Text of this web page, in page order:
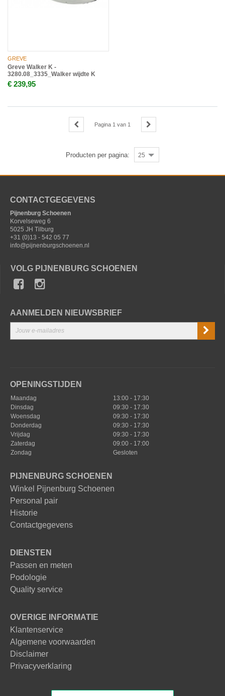
GREVE
Greve Walker K -
3280.08_3335_Walker wijdte K
€ 239,95
Producten per pagina: 25
Pagina 1 van 1
CONTACTGEGEVENS
Pijnenburg Schoenen
Korvelseweg 6
5025 JH Tilburg
+31 (0)13 - 542 05 77
info@pijnenburgschoenen.nl
VOLG PIJNENBURG SCHOENEN
AANMELDEN NIEUWSBRIEF
OPENINGSTIJDEN
Maandag
13:00 - 17:30
Dinsdag
09:30 - 17:30
Woensdag
09:30 - 17:30
Donderdag
09:30 - 17:30
Vrijdag
09:30 - 17:30
Zaterdag
09:00 - 17:00
Zondag
Gesloten
PIJNENBURG SCHOENEN
Winkel Pijnenburg Schoenen
Personal pair
Historie
Contactgegevens
DIENSTEN
Passen en meten
Podologie
Quality service
OVERIGE INFORMATIE
Klantenservice
Algemene voorwaarden
Disclaimer
Privacyverklaring